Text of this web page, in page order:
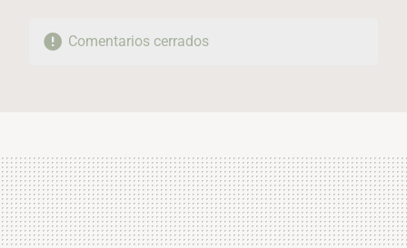
Comentarios cerrados